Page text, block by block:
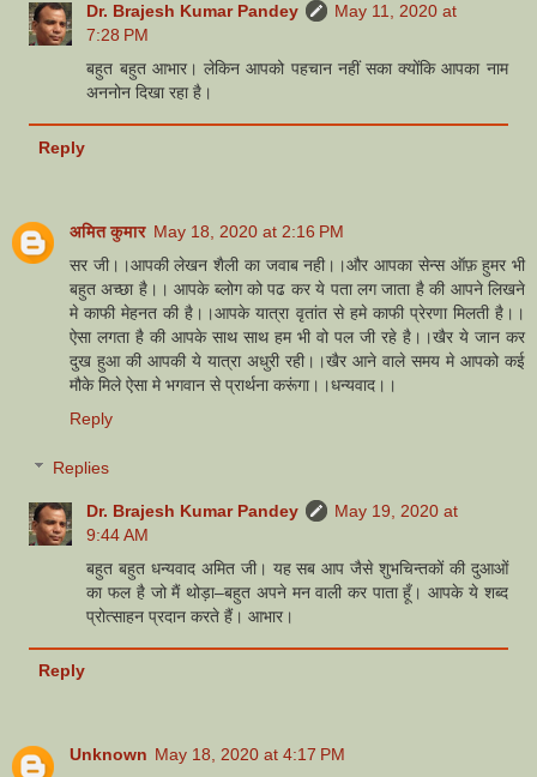
Dr. Brajesh Kumar Pandey
May 11, 2020 at
7:28 PM
बहुत बहुत आभार। लेकिन आपको पहचान नहीं सका क्योंकि आपका नाम
अननोन दिखा रहा है।
Reply
अमित कुमार May 18, 2020 at 2:16 PM
सर जी।।आपकी लेखन शैली का जवाब नही।।और आपका सेन्स ऑफ़ हुमर भी
बहुत अच्छा है।। आपके ब्लोग को पढ कर ये पता लग जाता है की आपने लिखने
मे काफी मेहनत की है।।आपके यात्रा वृतांत से हमे काफी प्रेरणा मिलती है।।
ऐसा लगता है की आपके साथ साथ हम भी वो पल जी रहे है।।खैर ये जान कर
दुख हुआ की आपकी ये यात्रा अधुरी रही।।खैर आने वाले समय मे आपको कई
मौके मिले ऐसा मे भगवान से प्रार्थना करूंगा।।धन्यवाद।।
Reply
Replies
Dr. Brajesh Kumar Pandey
May 19, 2020 at
9:44 AM
बहुत बहुत धन्यवाद अमित जी। यह सब आप जैसे शुभचिन्तकों की दुआओं
का फल है जो मैं थोड़ा–बहुत अपने मन वाली कर पाता हूँ। आपके ये शब्द
प्रोत्साहन प्रदान करते हैं। आभार।
Reply
Unknown May 18, 2020 at 4:17 PM